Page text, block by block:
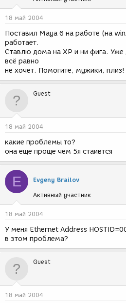
м
ы
д
и
18 май 2004
Поставил Maya 6 на работе (на
работает.
Ставлю дома на ХР и ни фига. Уже
всё равно
не хочет. Помогите, мужики, плиз!
Guest
18 май 2004
какие проблемы то?
она еще проще чем 5я стаивтся
E Evgeny Brailov
Активный участник
18 май 2004
У меня Ethernet Address
в этом проблема?
Guest
18 май 2004